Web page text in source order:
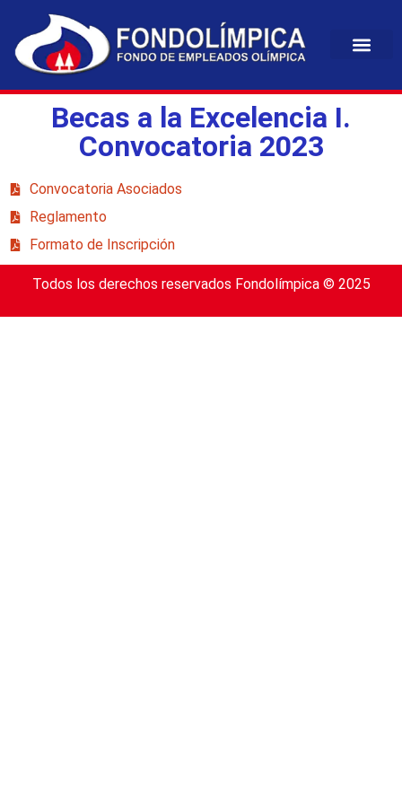
Becas a la Excelencia I.
Convocatoria 2023
Convocatoria Asociados
Reglamento
Formato de Inscripción
Todos los derechos reservados Fondolímpica © 2025